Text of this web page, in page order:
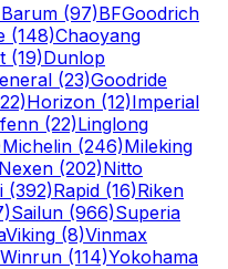
Barum (97)BFGoodrich
(148)Chaoyang
(19)Dunlop
(23)Goodride
Horizon (12)Imperial
(22)Linglong
Michelin (246)Mileking
Nexen (202)Nitto
(392)Rapid (16)Riken
Sailun (966)Superia
Viking (8)Vinmax
Winrun (114)Yokohama